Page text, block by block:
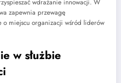
wdrażanie innowacji. W
zapewnia przewagę
o miejscu organizacji wśród liderów
w służbie